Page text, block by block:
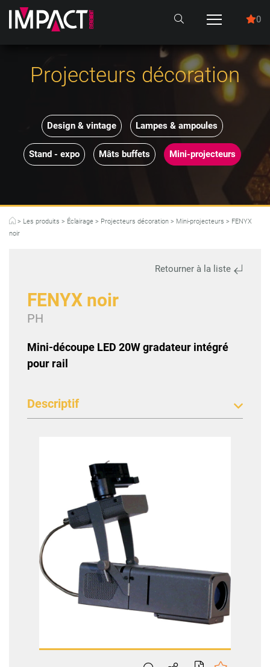
0
Projecteurs décoration
Design & vintage Lampes & ampoules
Stand - expo Mâts buffets Mini-projecteurs
> Les produits > Éclairage> Projecteurs décoration> Mini-projecteurs > FENYX
noir
Retourner à la liste
FENYX noir
PH
Mini-découpe LED 20W gradateur intégré
pour rail
Descriptif